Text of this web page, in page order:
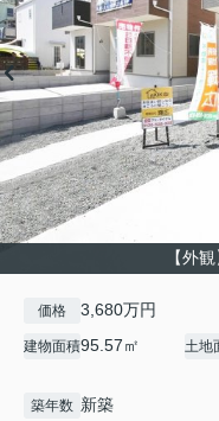
【外
価格 3,680万円
建物面積95.57㎡ 土地
築年数 新築